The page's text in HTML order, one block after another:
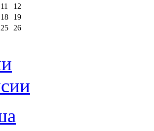
11
12
18
19
25
26